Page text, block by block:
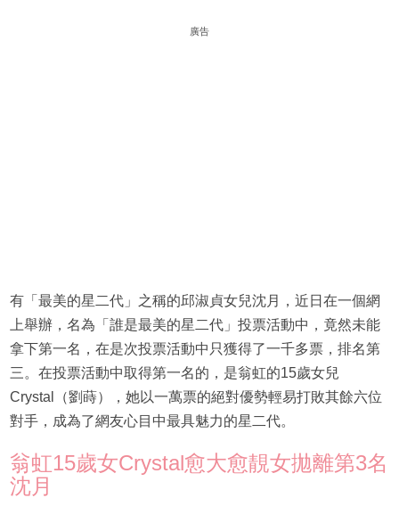
廣告
有「最美的星二代」之稱的邱淑貞女兒沈月，近日在一個網
上舉辦，名為「誰是最美的星二代」投票活動中，竟然未能
拿下第一名，在是次投票活動中只獲得了一千多票，排名第
三。在投票活動中取得第一名的，是翁虹的15歲女兒
Crystal（劉蒔），她以一萬票的絕對優勢輕易打敗其餘六位
對手，成為了網友心目中最具魅力的星二代。
翁虹15歲女Crystal愈大愈靚女拋離第3名
沈月